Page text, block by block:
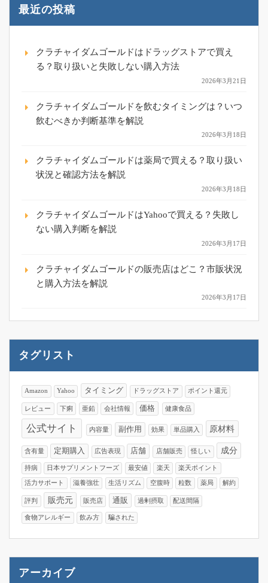
最近の投稿
クラチャイダムゴールドはドラッグストアで買え
る？取り扱いと失敗しない購入方法
2026年3月21日
クラチャイダムゴールドを飲むタイミングは？いつ
飲むべきか判断基準を解説
2026年3月18日
クラチャイダムゴールドは薬局で買える？取り扱い
状況と確認方法を解説
2026年3月18日
クラチャイダムゴールドはYahooで買える？失敗し
ない購入判断を解説
2026年3月17日
クラチャイダムゴールドの販売店はどこ？市販状況
と購入方法を解説
2026年3月17日
タグリスト
Amazon Yahoo タイミング ドラッグストア ポイント還元
レビュー 下痢 亜鉛 会社情報 価格 健康食品
公式サイト 内容量 副作用 効果 単品購入 原材料
含有量 定期購入 広告表現 店舗 店舗販売 怪しい 成分
持病 日本サプリメントフーズ 最安値 楽天 楽天ポイント
活力サポート 滋養強壮 生活リズム 空腹時 粒数 薬局 解約
評判 販売元 販売店 通販 過剰摂取 配送間隔
食物アレルギー 飲み方 騙された
アーカイブ